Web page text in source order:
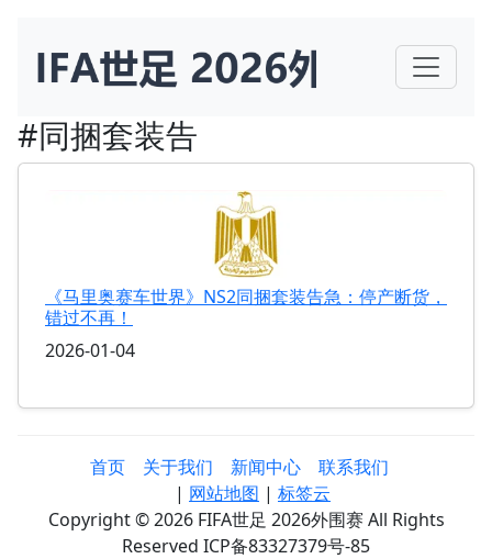
#同捆套装告
《马里奥赛车世界》NS2同捆套装告急：停产断货，
错过不再！
2026-01-04
首页 关于我们 新闻中心
联系我们
| 网站地图 | 标签云
Copyright © 2026 FIFA世足 2026外围赛 All Rights
Reserved ICP备83327379号-85